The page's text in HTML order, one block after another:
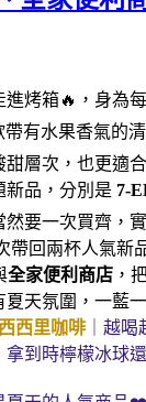
烤箱🔥，身為
有水果香氣的
層次，也更適
新品，分別是 7-
要一次買齊，
帶回兩杯人氣新
全家便利商店 ，
天氛圍，一藍
西里咖啡 ｜越喝
到時檸檬冰球